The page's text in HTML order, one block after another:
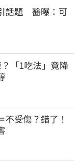
話題　醫曝：可
「1吃法」竟降
不受傷？錯了！